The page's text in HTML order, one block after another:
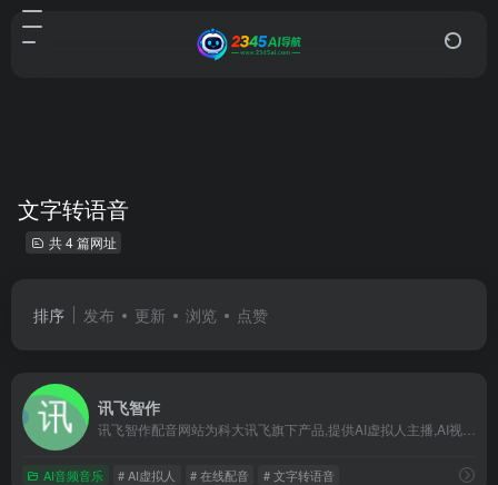
文字转语音
共 4 篇网址
排序 发布 更新 浏览 点赞
讯飞智作
AI音频音乐 # AI虚拟人 # 在线配音 # 文字转语音